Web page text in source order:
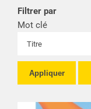
Filtrer par
Mot clé
Appliquer